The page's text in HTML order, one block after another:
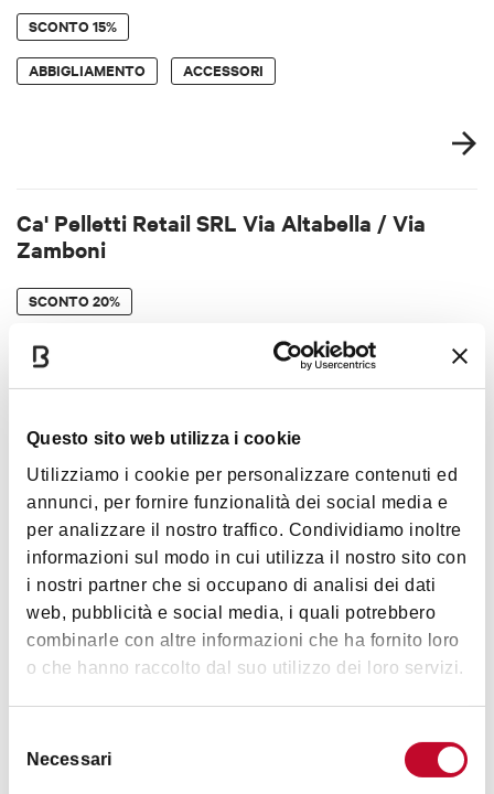
Questo sito web utilizza i cookie
Utilizziamo i cookie per personalizzare contenuti ed
annunci, per fornire funzionalità dei social media e
per analizzare il nostro traffico. Condividiamo inoltre
informazioni sul modo in cui utilizza il nostro sito con
i nostri partner che si occupano di analisi dei dati
web, pubblicità e social media, i quali potrebbero
combinarle con altre informazioni che ha fornito loro
o che hanno raccolto dal suo utilizzo dei loro servizi.
delNecessari
SCONTO15%
ABBIGLIAMENTO ACCESSORI
Ca' Pelletti Retail SRL Via Altabella / Via
Zamboni
SCONTO20%
FOOD & DRINK TRATTORIA/OSTERIA
Vinyasa Yoga Bologna
SCONTO 20%
WELLNESS & BEAUTY CENTRO ESTETICO
Eataly Ambasciatori